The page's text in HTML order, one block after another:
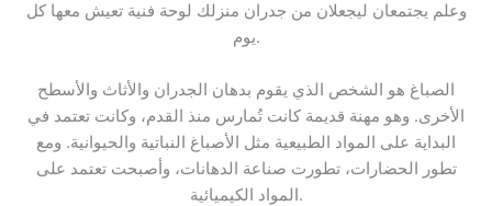
وعلم يجتمعان ليجعلان من جدران منزلك لوحة فنية تعيش معها كل
يوم.
الصباغ هو الشخص الذي يقوم بدهان الجدران والأثاث والأسطح
الأخرى. وهو مهنة قديمة كانت تُمارس منذ القدم، وكانت تعتمد في
البداية على المواد الطبيعية مثل الأصباغ النباتية والحيوانية. ومع
تطور الحضارات، تطورت صناعة الدهانات، وأصبحت تعتمد على
المواد الكيميائية.